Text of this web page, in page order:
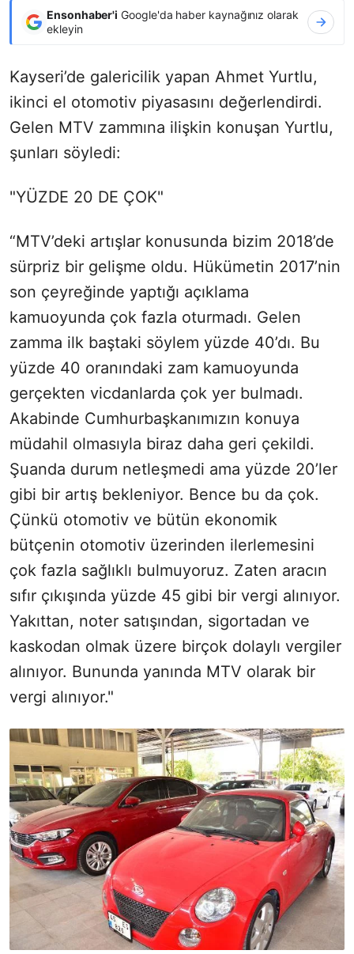
Ensonhaber'i Google'da haber kaynağınız olarak
ekleyin
Kayseri’de galericilik yapan Ahmet Yurtlu,
ikinci el otomotiv piyasasını değerlendirdi.
Gelen MTV zammına ilişkin konuşan Yurtlu,
şunları söyledi:
"YÜZDE 20 DE ÇOK"
“MTV’deki artışlar konusunda bizim 2018’de
sürpriz bir gelişme oldu. Hükümetin 2017’nin
son çeyreğinde yaptığı açıklama
kamuoyunda çok fazla oturmadı. Gelen
zamma ilk baştaki söylem yüzde 40’dı. Bu
yüzde 40 oranındaki zam kamuoyunda
gerçekten vicdanlarda çok yer bulmadı.
Akabinde Cumhurbaşkanımızın konuya
müdahil olmasıyla biraz daha geri çekildi.
Şuanda durum netleşmedi ama yüzde 20’ler
gibi bir artış bekleniyor. Bence bu da çok.
Çünkü otomotiv ve bütün ekonomik
bütçenin otomotiv üzerinden ilerlemesini
çok fazla sağlıklı bulmuyoruz. Zaten aracın
sıfır çıkışında yüzde 45 gibi bir vergi alınıyor.
Yakıttan, noter satışından, sigortadan ve
kaskodan olmak üzere birçok dolaylı vergiler
alınıyor. Bununda yanında MTV olarak bir
vergi alınıyor."